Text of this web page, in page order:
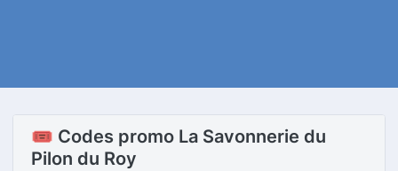
🎟️ Codes promo La Savonnerie du
Pilon du Roy